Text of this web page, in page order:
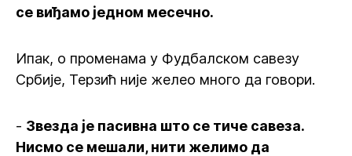
се виђамо једном месечно.
Ипак, о променама у Фудбалском савезу
Србије, Терзић није желео много да говори.
- Звезда је пасивна што се тиче савеза.
Нисмо се мешали, нити желимо да